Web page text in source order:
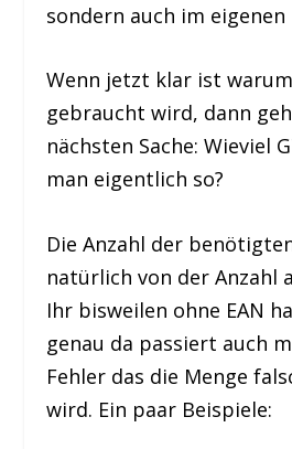
sondern auch im eigenen
Wenn jetzt klar ist
gebraucht wird, dann
nächsten Sache: Wieviel
man eigentlich so?
Die Anzahl der
natürlich von der Anzahl
Ihr bisweilen ohne EAN
genau da passiert auch
Fehler das die Menge
wird. Ein paar Beispiele: